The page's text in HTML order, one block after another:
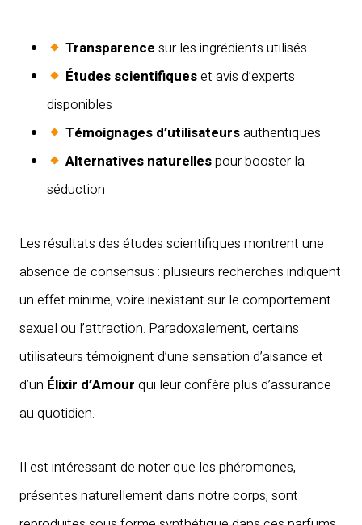
Transparence sur les ingrédients utilisés
Études scientifiqueset avis d’experts
disponibles
Témoignages d’utilisateursauthentiques
Alternatives naturellespour booster la
séduction
Les résultats des études scientifiques montrent une
absence de consensus : plusieurs recherches indiquent
un effet minime, voire inexistant sur le comportement
sexuel ou l’attraction. Paradoxalement, certains
utilisateurs témoignent d’une sensation d’aisance et
d’un Élixir d’Amour qui leur confère plus d’assurance
au quotidien.
Il est intéressant de noter que les phéromones,
présentes naturellement dans notre corps, sont